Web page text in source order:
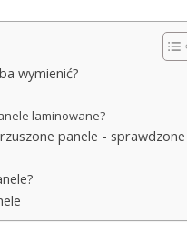
wymienić?
laminowane?
panele - sprawdzone